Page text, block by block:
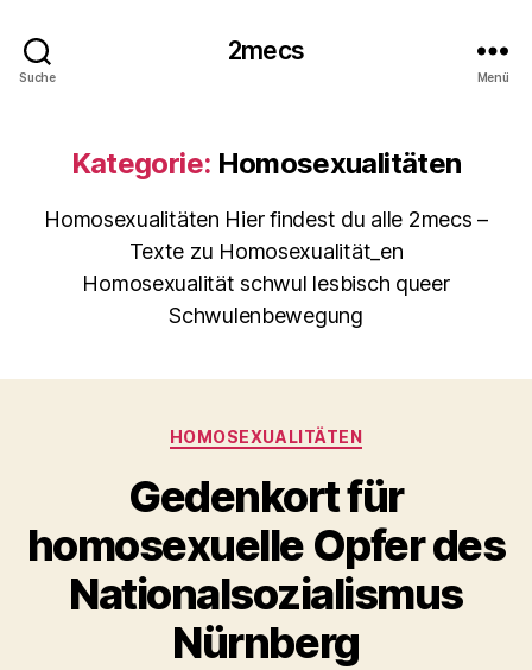
Suche
2mecs
Menü
Kategorie: Homosexualitäten
Homosexualitäten Hier findest du alle 2mecs –
Texte zu Homosexualität_en
Homosexualität schwul lesbisch queer
Schwulenbewegung
Kategorien
HOMOSEXUALITÄTEN
Gedenkort für
homosexuelle Opfer des
Nationalsozialismus
Nürnberg